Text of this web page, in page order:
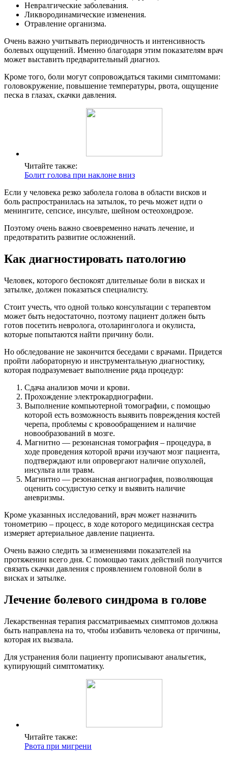
Невралгические заболевания.
Ликвородинамические изменения.
Отравление организма.
Очень важно учитывать периодичность и интенсивность
болевых ощущений. Именно благодаря этим показателям врач
может выставить предварительный диагноз.
Кроме того, боли могут сопровождаться такими симптомами:
головокружение, повышение температуры, рвота, ощущение
песка в глазах, скачки давления.
Читайте также:
Болит голова при наклоне вниз
Если у человека резко заболела голова в области висков и
боль распространилась на затылок, то речь может идти о
менингите, сепсисе, инсульте, шейном остеохондрозе.
Поэтому очень важно своевременно начать лечение, и
предотвратить развитие осложнений.
Как диагностировать патологию
Человек, которого беспокоят длительные боли в висках и
затылке, должен показаться специалисту.
Стоит учесть, что одной только консультации с терапевтом
может быть недостаточно, поэтому пациент должен быть
готов посетить невролога, отоларинголога и окулиста,
которые попытаются найти причину боли.
Но обследование не закончится беседами с врачами. Придется
пройти лабораторную и инструментальную диагностику,
которая подразумевает выполнение ряда процедур:
Сдача анализов мочи и крови.
Прохождение электрокардиографии.
Выполнение компьютерной томографии, с помощью
которой есть возможность выявить повреждения костей
черепа, проблемы с кровообращением и наличие
новообразований в мозге.
Магнитно — резонансная томография – процедура, в
ходе проведения которой врачи изучают мозг пациента,
подтверждают или опровергают наличие опухолей,
инсульта или травм.
Магнитно — резонансная ангиография, позволяющая
оценить сосудистую сетку и выявить наличие
аневризмы.
Кроме указанных исследований, врач может назначить
тонометрию – процесс, в ходе которого медицинская сестра
измеряет артериальное давление пациента.
Очень важно следить за изменениями показателей на
протяжении всего дня. С помощью таких действий получится
связать скачки давления с проявлением головной боли в
висках и затылке.
Лечение болевого синдрома в голове
Лекарственная терапия рассматриваемых симптомов должна
быть направлена на то, чтобы избавить человека от причины,
которая их вызвала.
Для устранения боли пациенту прописывают анальгетик,
купирующий симптоматику.
Читайте также:
Рвота при мигрени